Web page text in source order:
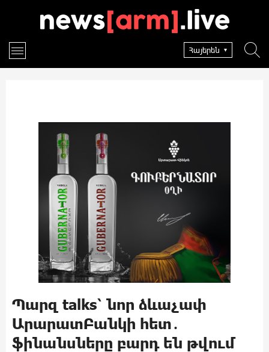
Հայերեն
Պարզ talks՝ նոր ձևաչափ
ԱրարատԲանկի հետ․
ֆինանսները բարդ են թվում